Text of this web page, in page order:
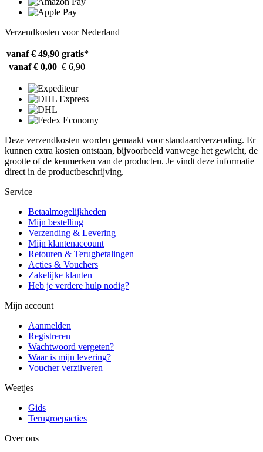
Verzendkosten voor Nederland
vanaf € 49,90 gratis*
vanaf € 0,00 € 6,90
Deze verzendkosten worden gemaakt voor standaardverzending. Er
kunnen extra kosten ontstaan, bijvoorbeeld vanwege het gewicht, de
grootte of de kenmerken van de producten. Je vindt deze informatie
direct in de productbeschrijving.
Service
Betaalmogelijkheden
Mijn bestelling
Verzending & Levering
Mijn klantenaccount
Retouren & Terugbetalingen
Acties & Vouchers
Zakelijke klanten
Heb je verdere hulp nodig?
Mijn account
Aanmelden
Registreren
Wachtwoord vergeten?
Waar is mijn levering?
Voucher verzilveren
Weetjes
Gids
Terugroepacties
Over ons